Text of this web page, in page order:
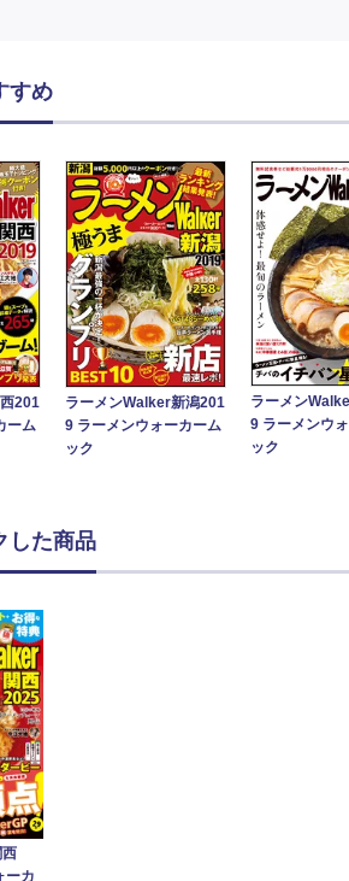
すめ
201
ーム
ラーメンWalker新潟201
9 ラーメンウォーカーム
ック
ラーメン
9 ラーメンウ
ック
した商品
ーカ